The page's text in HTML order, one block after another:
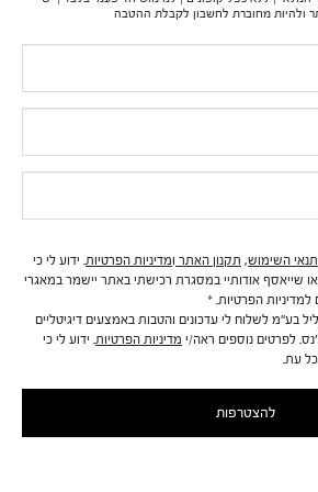
Copyright Origins Natural
ולהיות מחוברת לחשבון לקבלת ההטבה
תנאי השימוש, תקנון האתר ומדיניות הפרטיות. ידוע לי כי
או שייאסף אודותיי במסגרת רכישתי באתר יישמר במאגרי
הפרטיות. *
בע"מ לשלוח לי עדכונים והטבות באמצעים דיגיטליים
. לפרטים נוספים ראה/י מדיניות הפרטיות. ידוע לי כי
עת.
להצטרפות